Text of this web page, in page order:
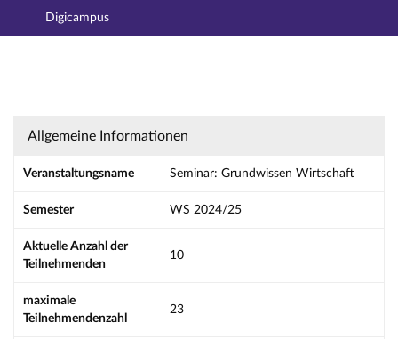
Hauptnavigation
Digicampus
Seminar: Grundwissen Wirtschaft - Details
Allgemeine Informationen
Veranstaltungsname Seminar: Grundwissen Wirtschaft
Semester WS 2024/25
Aktuelle Anzahl der
Teilnehmenden
10
maximale
Teilnehmendenzahl
23